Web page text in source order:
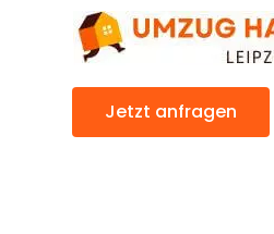
Jetzt anfragen